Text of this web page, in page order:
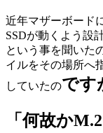
近年マザーボード
SSDが動くよう設
という事を聞いた
イルをその場所へ
していたのです
「何故か